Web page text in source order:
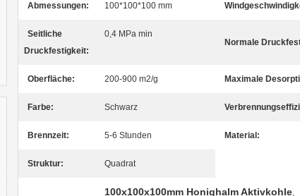
Abmessungen: 100*100*100 mm
Seitliche
Druckfestigkeit:
0,4 MPa min
Normale
Oberfläche: 200-900 m2/g Maximale
Farbe: Schwarz
Brennzeit: 5-6 Stunden Material:
Struktur: Quadrat
100x100x100mm Honighalm Aktivkohle,